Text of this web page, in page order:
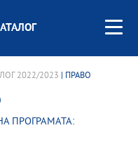
2022/2023 | ПРАВО
ПРОГРАМАТА: